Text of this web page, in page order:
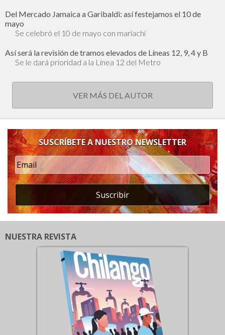
Del Mercado Jamaica a Garibaldi: así festejamos el 10 de
mayo
Se celebró el 10 de mayo con mariachi
Así será la revisión de tramos elevados de Líneas 12, 9, 4 y B
Se le dará prioridad a la Línea 12 del Metro
VER MÁS DEL AUTOR
SUSCRÍBETE A NUESTRO NEWSLETTER
Suscribir
NUESTRA REVISTA